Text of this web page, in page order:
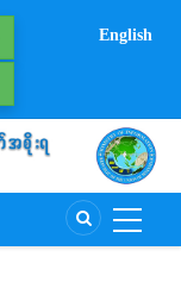
English